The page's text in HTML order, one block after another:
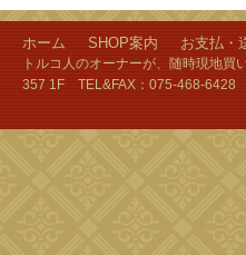
ホーム SHOP案内 お支払・
トルコ人のオーナーが、随時現地
357 1F TEL&FAX：075-468-6428